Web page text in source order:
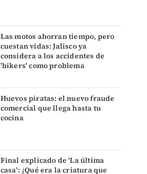
Las motos ahorran tiempo, pero
cuestan vidas: Jalisco ya
considera a los accidentes de
'bikers' como problema
Huevos piratas: el nuevo fraude
comercial que llega hasta tu
cocina
Final explicado de ‘La última
casa’: ¿Qué era la criatura que